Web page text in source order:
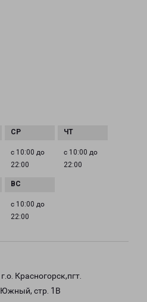
с 10:00 до
22:00
с 10:00 до
22:00
с 10:00 до
22:00
Красногорск,пгт.
Южный, стр. 1В